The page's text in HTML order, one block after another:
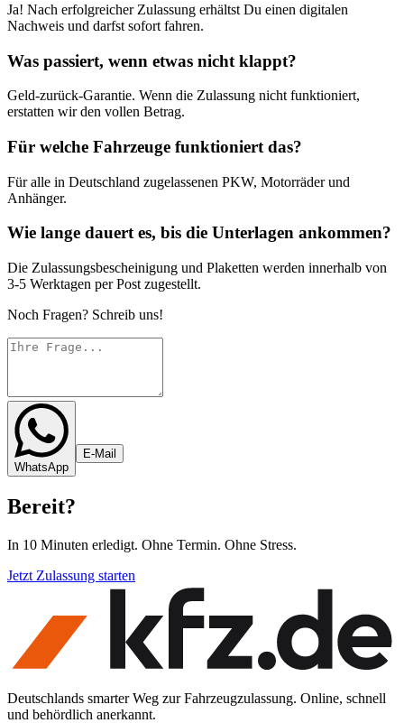
Ja! Nach erfolgreicher Zulassung erhältst Du einen digitalen
Nachweis und darfst sofort fahren.
Was passiert, wenn etwas nicht klappt?
Geld-zurück-Garantie. Wenn die Zulassung nicht funktioniert,
erstatten wir den vollen Betrag.
Für welche Fahrzeuge funktioniert das?
Für alle in Deutschland zugelassenen PKW, Motorräder und
Anhänger.
Wie lange dauert es, bis die Unterlagen ankommen?
Die Zulassungsbescheinigung und Plaketten werden innerhalb von
3-5 Werktagen per Post zugestellt.
Noch Fragen? Schreib uns!
WhatsApp
E-Mail
Bereit?
In 10 Minuten erledigt. Ohne Termin. Ohne Stress.
Jetzt Zulassung starten
Deutschlands smarter Weg zur Fahrzeugzulassung. Online, schnell
und behördlich anerkannt.